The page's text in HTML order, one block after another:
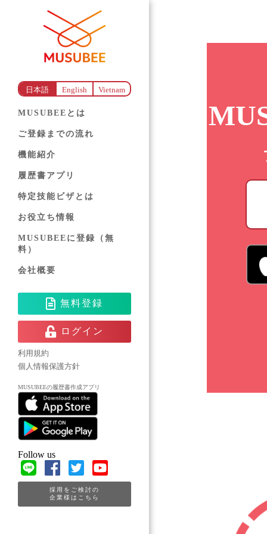
日本語 English Vietnam
MUSUBEEとは
ご登録までの流れ
機能紹介
履歴書アプリ
特定技能ビザとは
お役立ち情報
MUSUBEEに登録（無
料）
会社概要
無料登録
ログイン
利用規約
個人情報保護方針
MUSUBEEの履歴書作成アプリ
Follow us
採用をご検討の
企業様はこちら